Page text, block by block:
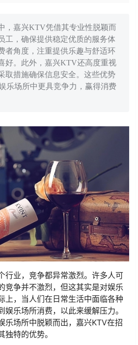
，嘉兴KTV凭借其专业性脱颖而
工，确保提供稳定优质的服务体
者角度，注重提供乐趣与舒适环
好。此外，嘉兴KTV还高度重视
取措施确保信息安全。这些优势
乐场所中更具竞争力，赢得消费
行业，竞争都异常激烈。许多人可
竞争并不激烈，但这其实是对娱乐
上，当人们在日常生活中面临各种
娱乐场所消费，以此来缓解压力。
乐场所中脱颖而出，嘉兴KTV在招
特的优势。